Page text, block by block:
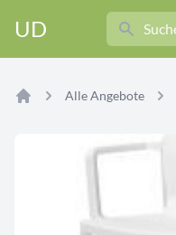
UD
Search
Alle Angebote